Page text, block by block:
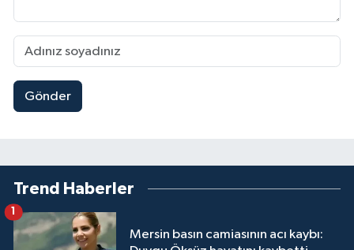
Gönder
Trend Haberler
Mersin basın camiasının acı kaybı:
1